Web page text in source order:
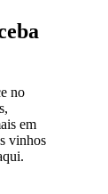
no
em
vinhos